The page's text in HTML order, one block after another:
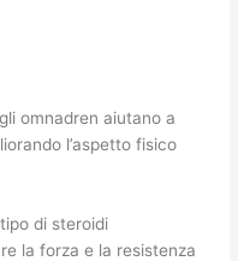
omnadren aiutano a
l’aspetto fisico
di steroidi
la forza e la resistenza